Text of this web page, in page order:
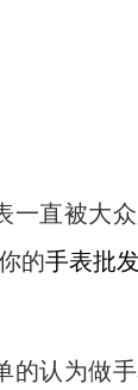
一直被大
的手表批
的认为做